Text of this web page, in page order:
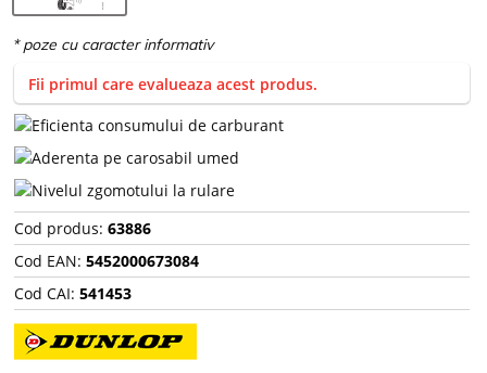
Fii primul care evalueaza acest produs.
Cod produs: 63886
Cod EAN: 5452000673084
Cod CAI: 541453